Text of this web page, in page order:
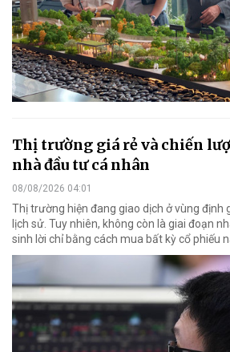
Thị trường giá rẻ và chiến
nhà đầu tư cá nhân
08/08/2026 04:01
Thị trường hiện đang giao dịch ở vùng định
lịch sử. Tuy nhiên, không còn là giai đoạn
sinh lời chỉ bằng cách mua bất kỳ cổ phiếu